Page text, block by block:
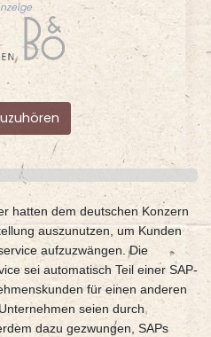
hatten dem deutschen Konzern
auszunutzen, um Kunden
aufzuzwängen. Die
sei automatisch Teil einer SAP-
für einen anderen
seien durch
dazu gezwungen, SAPs